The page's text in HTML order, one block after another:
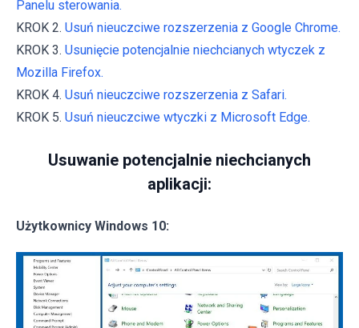
Panelu sterowania.
KROK 2. Usuń nieuczciwe rozszerzenia z Google Chrome.
KROK 3. Usunięcie potencjalnie niechcianych wtyczek z
Mozilla Firefox.
KROK 4. Usuń nieuczciwe rozszerzenia z Safari.
KROK 5. Usuń nieuczciwe wtyczki z Microsoft Edge.
Usuwanie potencjalnie niechcianych
aplikacji:
Użytkownicy Windows 10: